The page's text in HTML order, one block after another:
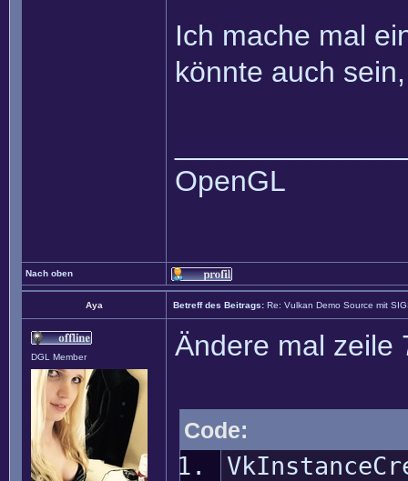
Ich mache mal
könnte auch
OpenGL
Nach oben
Aya Betreff des Beitrags: Re: Vulkan Demo Source mit
DGL Member Ändere mal zeile
Code: